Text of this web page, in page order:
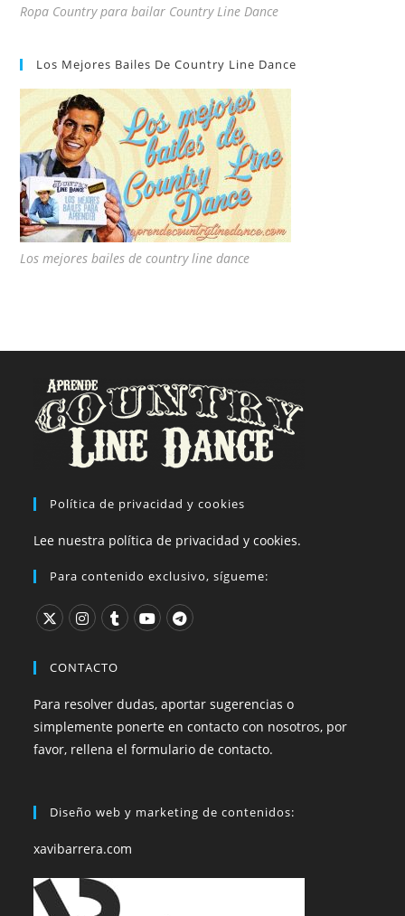
Ropa Country para bailar Country Line Dance
Los Mejores Bailes De Country Line Dance
Los mejores bailes de country line dance
Política de privacidad y cookies
Lee nuestra política de privacidad y cookies.
Para contenido exclusivo, sígueme:
abre
una
nueva
pestaña
abre
una
nueva
pestaña
abre
una
nueva
pestaña
una
nueva
pestaña
una
nueva
pestaña
CONTACTO
Para resolver dudas, aportar sugerencias o
simplemente ponerte en contacto con nosotros, por
favor, rellena el formulario de contacto.
Diseño web y marketing de contenidos:
xavibarrera.com